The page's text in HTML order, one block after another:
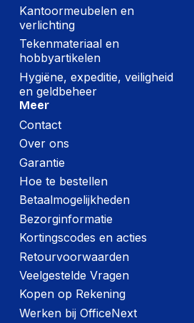
Kantoormeubelen en
verlichting
Tekenmateriaal en
hobbyartikelen
Hygiëne, expeditie, veiligheid
en geldbeheer
Meer
Contact
Over ons
Garantie
Hoe te bestellen
Betaalmogelijkheden
Bezorginformatie
Kortingscodes en acties
Retourvoorwaarden
Veelgestelde Vragen
Kopen op Rekening
Werken bij OfficeNext